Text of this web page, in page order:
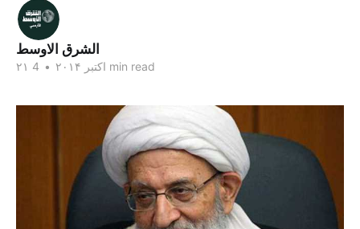
الشرق الاوسط
۲۱ اکتبر ۲۰۱۴ • 4 min read